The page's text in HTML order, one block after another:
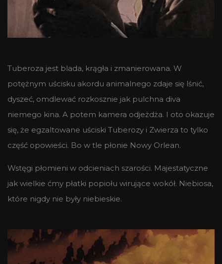
Tuberoza jest blada, krągła i zmanierowana. W
potężnym uścisku akordu animalnego zdaje się lśnić,
dyszeć, omdlewać rozkosznie jak pulchna diva
niemego kina. A potem kamera odjeżdża. I oto okazuje
się, że egzaltowane uściski Tuberozy i Zwierza to tylko
część opowieści. Bo w tle płonie Nowy Orlean.
Wstęgi płomieni w odcieniach szarości. Majestatyczne
jak wielkie ćmy płatki popiołu wirujące wokół. Niebiosa,
które nigdy nie były niebieskie.